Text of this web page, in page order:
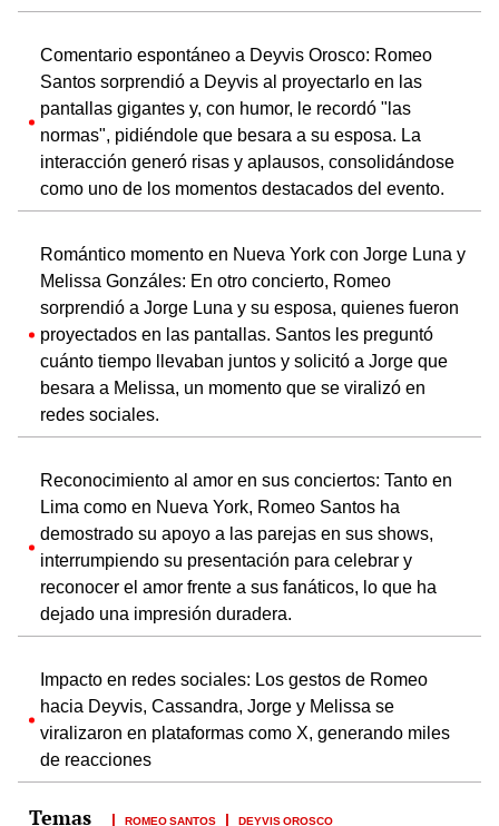
Comentario espontáneo a Deyvis Orosco: Romeo
Santos sorprendió a Deyvis al proyectarlo en las
pantallas gigantes y, con humor, le recordó "las
normas", pidiéndole que besara a su esposa. La
interacción generó risas y aplausos, consolidándose
como uno de los momentos destacados del evento.
Romántico momento en Nueva York con Jorge Luna y
Melissa Gonzáles: En otro concierto, Romeo
sorprendió a Jorge Luna y su esposa, quienes fueron
proyectados en las pantallas. Santos les preguntó
cuánto tiempo llevaban juntos y solicitó a Jorge que
besara a Melissa, un momento que se viralizó en
redes sociales.
Reconocimiento al amor en sus conciertos: Tanto en
Lima como en Nueva York, Romeo Santos ha
demostrado su apoyo a las parejas en sus shows,
interrumpiendo su presentación para celebrar y
reconocer el amor frente a sus fanáticos, lo que ha
dejado una impresión duradera.
Impacto en redes sociales: Los gestos de Romeo
hacia Deyvis, Cassandra, Jorge y Melissa se
viralizaron en plataformas como X, generando miles
de reacciones
ROMEO SANTOS
DEYVIS OROSCO